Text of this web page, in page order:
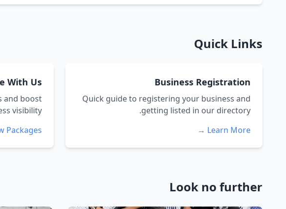
Quick Links
Business Registration
Quick guide to registering your business and
getting listed in our directory.
Learn More →
With Us
and boost
visibility.
Packages →
Look no further